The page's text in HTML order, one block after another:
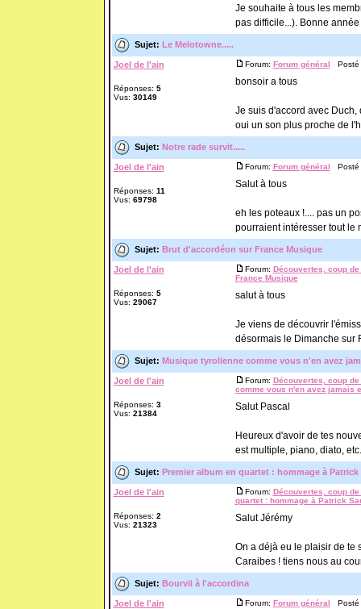
Je souhaite à tous les
pas difficile...). Bonne
Sujet: Le Melotowne.....
Joel de l'ain
Réponses: 5
Vus: 30149
Forum: Forum général Posté
bonsoir a tous
Je suis d'accord avec
oui un son plus proche de
Sujet: Notre rade survit.....
Joel de l'ain
Réponses: 11
Vus: 69798
Forum: Forum général Posté
Salut à tous
eh les poteaux !.... pas un
pourraient intéresser tout le
Sujet: Brut d'accordéon sur France Musique
Joel de l'ain
Réponses: 5
Vus: 29067
Forum: Découvertes, coup
France Musique
salut à tous
Je viens de découvrir
désormais le Dimanche sur
Sujet: Musique tyrolienne comme vous n'en avez
Joel de l'ain
Réponses: 3
Vus: 21384
Forum: Découvertes, coup
comme vous n'en avez jamais
Salut Pascal
Heureux d'avoir de tes
est multiple, piano, diato,
Sujet: Premier album en quartet : hommage à Patrick
Joel de l'ain
Réponses: 2
Vus: 21323
Forum: Découvertes, coup
quartet : hommage à Patrick
Salut Jérémy
On a déjà eu le plaisir de te
Caraibes ! tiens nous au
Sujet: Bourvil à l'accordina
Joel de l'ain Forum: Forum général Posté